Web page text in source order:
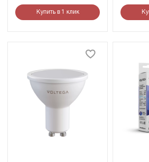
Купить в 1 клик